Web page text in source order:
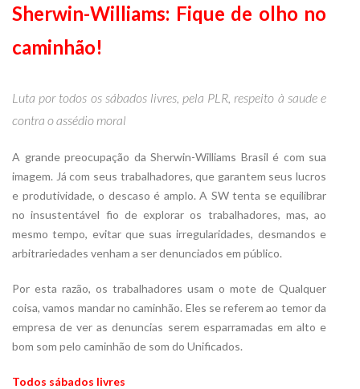
Sherwin-Williams: Fique de olho no
caminhão!
Luta por todos os sábados livres, pela PLR, respeito à saude e
contra o assédio moral
A grande preocupação da Sherwin-Williams Brasil é com sua
imagem. Já com seus trabalhadores, que garantem seus lucros
e produtividade, o descaso é amplo. A SW tenta se equilibrar
no insustentável fio de explorar os trabalhadores, mas, ao
mesmo tempo, evitar que suas irregularidades, desmandos e
arbitrariedades venham a ser denunciados em público.
Por esta razão, os trabalhadores usam o mote de Qualquer
coisa, vamos mandar no caminhão. Eles se referem ao temor da
empresa de ver as denuncias serem esparramadas em alto e
bom som pelo caminhão de som do Unificados.
Todos sábados livres